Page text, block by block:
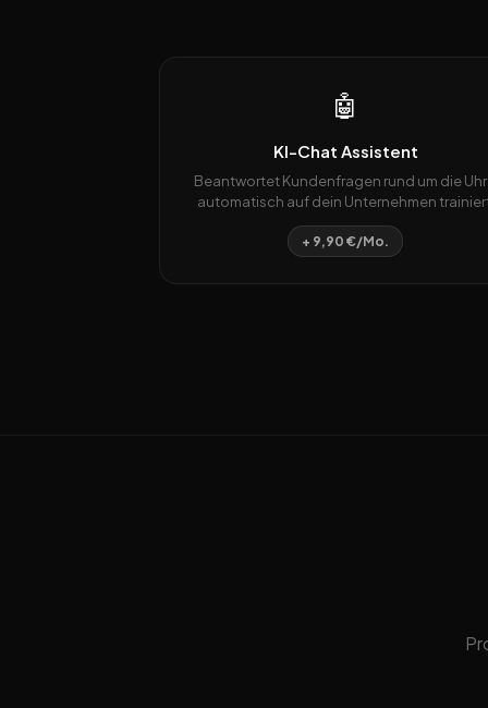
🤖
KI-Chat Assistent
Beantwortet Kundenfragen rund um die Uhr
automatisch auf dein Unternehmen
+ 9,90 €/Mo.